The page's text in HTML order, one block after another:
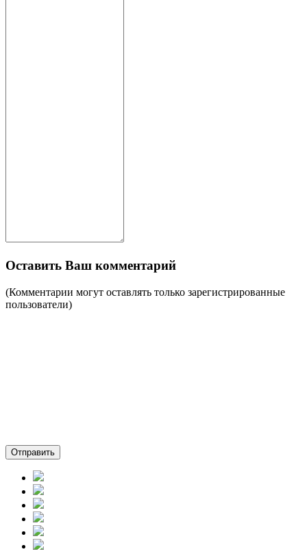
Оставить Ваш комментарий
(Комментарии могут оставлять только зарегистрированные
пользователи)